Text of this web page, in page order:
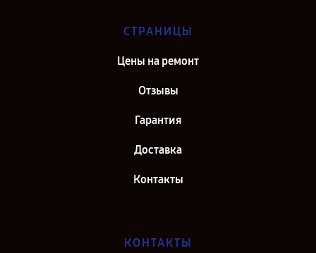
СТРАНИЦЫ
Цены на ремонт
Отзывы
Гарантия
Доставка
Контакты
КОНТАКТЫ